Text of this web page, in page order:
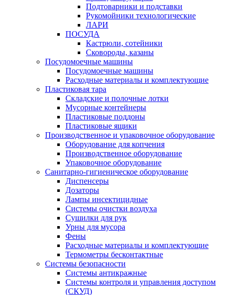
Подтоварники и подставки
Рукомойники технологические
ЛАРИ
ПОСУДА
Кастрюли, сотейники
Сковороды, казаны
Посудомоечные машины
Посудомоечные машины
Расходные материалы и комплектующие
Пластиковая тара
Складские и полочные лотки
Мусорные контейнеры
Пластиковые поддоны
Пластиковые ящики
Производственное и упаковочное оборудование
Оборудование для копчения
Производственное оборудование
Упаковочное оборудование
Санитарно-гигиеническое оборудование
Диспенсеры
Дозаторы
Лампы инсектицидные
Системы очистки воздуха
Сушилки для рук
Урны для мусора
Фены
Расходные материалы и комплектующие
Термометры бесконтактные
Системы безопасности
Системы антикражные
Системы контроля и управления доступом
(СКУД)